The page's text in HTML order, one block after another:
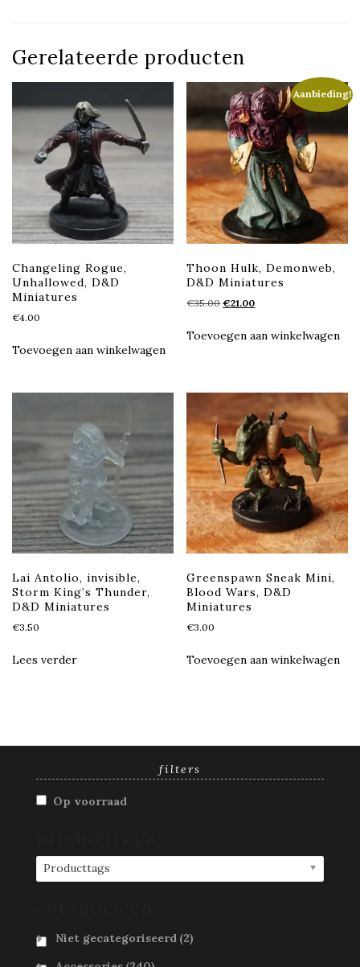
Gerelateerde producten
Changeling Rogue,
Unhallowed, D&D
Miniatures
€4.00
Toevoegen aan winkelwagen
Aanbieding!
Thoon Hulk, Demonweb,
D&D Miniatures
€35.00Oorspronkelijke
was:
€21.00Huidige
is:
Toevoegen aan winkelwagen
Lai Antolio, invisible,
Storm King’s Thunder,
D&D Miniatures
€3.50
Lees verder
Greenspawn Sneak Mini,
Blood Wars, D&D
Miniatures
€3.00
Toevoegen aan winkelwagen
filters
Op voorraad
Producttags
Niet gecategoriseerd (2)